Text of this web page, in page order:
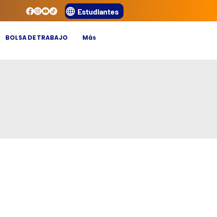
Estudiantes
BOLSA DE TRABAJO Más